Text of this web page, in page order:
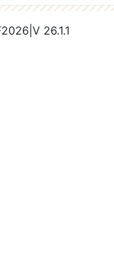
2026 V 26.1.1